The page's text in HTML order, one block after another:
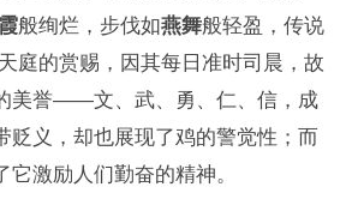
般绚烂，步伐如燕舞般轻盈，传说
庭的赏赐，因其每日准时司晨，故
美誉——文、武、勇、仁、信，成
贬义，却也展现了鸡的警觉性；而
它激励人们勤奋的精神。